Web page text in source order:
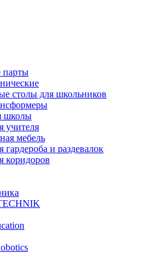
столы для школьников
школы
учителя
мебель
гардероба и раздевалок
коридоров